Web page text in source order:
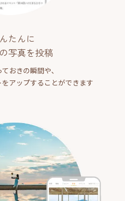
たんに
写真を投稿
おきの瞬間や、
アップすることができます